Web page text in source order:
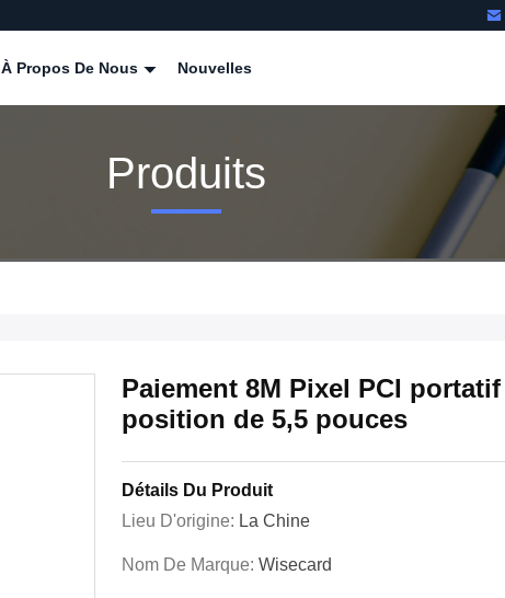
À Propos De Nous Nouvelles
Produits
Paiement 8M Pixel PCI
position de 5,5 pouces
Détails Du Produit
Lieu D'origine: La Chine
Nom De Marque: Wisecard